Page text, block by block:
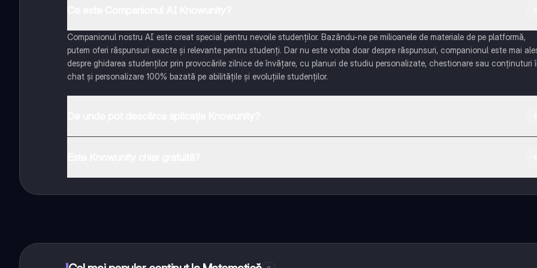
Companionul nostru AI este creat special pentru nevoile studenților. Bazându-ne pe milioanele de materiale de pe platformă,
putem oferi răspunsuri exacte și relevante pentru studenți. Dar nu este vorba doar despre răspunsuri, companionul este mai
despre ghidarea studenților prin provocările zilnice de învățare, cu planuri de studiu personalizate, chestionare sau conținuturi
chat și personalizare 100% bazată pe abilitățile și evoluțiile studenților.
distanță. În plus, câștigă puncte ca să deblochezi mai multe funcționalități!